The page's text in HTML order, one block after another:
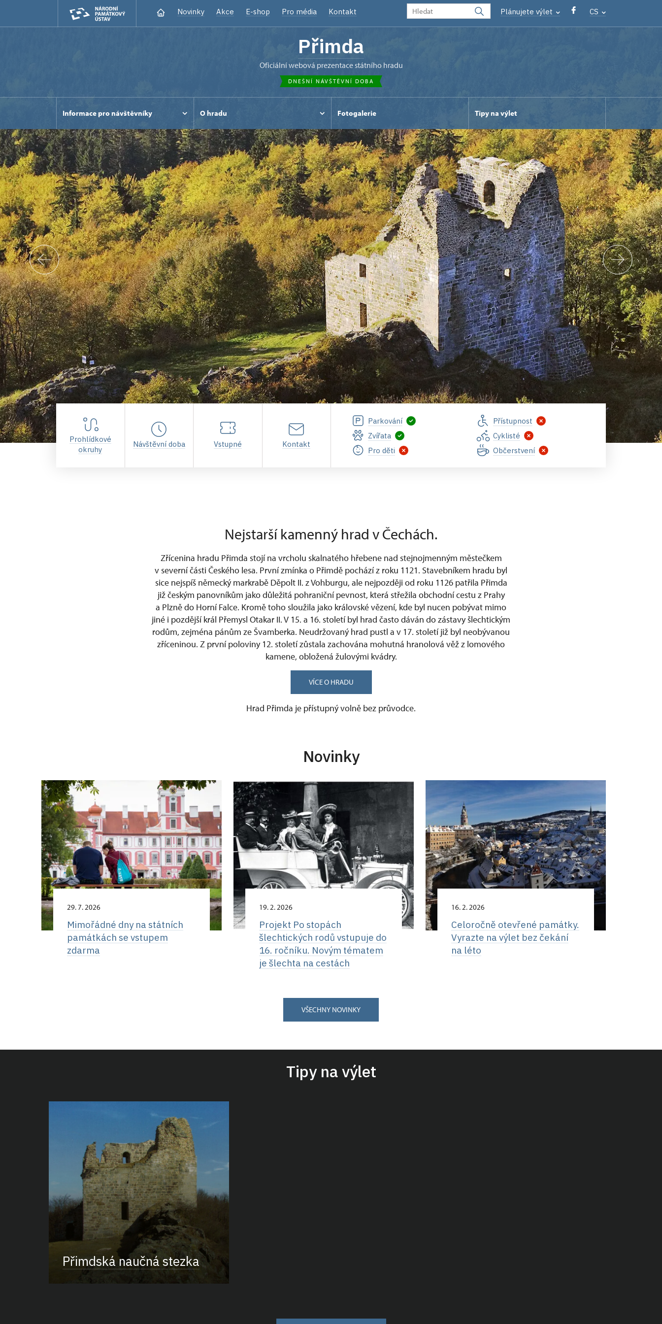
Novinky Akce E-shop Pro média Kontakt Plánujete výlet CS
Přimda
oficiální webová prezentace státního hradu
DNEŠNÍ NÁVŠTĚVNÍ DOBA
Informace pro návštěvníky O hradu Fotogalerie Tipy na výlet
Prohlídkové
okruhy
Návštěvní doba Vstupné Kontakt
Parkování
Přístupnost
Zvířata
Cyklisté
Pro děti
Občerstvení
Nejstarší kamenný hrad v Čechách.
Zřícenina hradu Přimda stojí na vrcholu skalnatého hřebene nad stejnojmenným městečkem
v severní části Českého lesa. První zmínka o Přimdě pochází z roku 1121. Stavebníkem hradu byl
sice nejspíš německý markrabě Děpolt II. z Vohburgu, ale nejpozději od roku 1126 patřila Přimda
již českým panovníkům jako důležitá pohraniční pevnost, která střežila obchodní cestu z Prahy
a Plzně do Horní Falce. Kromě toho sloužila jako královské vězení, kde byl nucen pobývat mimo
jiné i pozdější král Přemysl Otakar II. V 15. a 16. století byl hrad často dáván do zástavy šlechtickým
rodům, zejména pánům ze Švamberka. Neudržovaný hrad pustl a v 17. století již byl neobývanou
zříceninou. Z první poloviny 12. století zůstala zachována mohutná hranolová věž z lomového
kamene, obložená žulovými kvádry.
VÍCE O HRADU
Hrad Přimda je přístupný volně bez průvodce.
Novinky
29. 7. 2026
Mimořádné dny na státních
památkách se vstupem
zdarma
19. 2. 2026
Projekt Po stopách
šlechtických rodů vstupuje do
16. ročníku. Novým tématem
je šlechta na cestách
16. 2. 2026
Celoročně otevřené památky.
Vyrazte na výlet bez čekání
na léto
VŠECHNY NOVINKY
Tipy na výlet
Přimdská naučná stezka